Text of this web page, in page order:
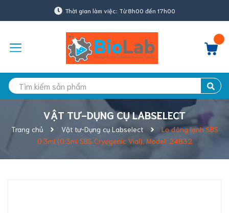
Thời gian làm việc: Từ 8h00 đến 17h00
VẬT TƯ-DỤNG CỤ LABSELECT
Trang chủ Vật tư-Dụng cụ Labselect
Lọ đông lạnh SBS
0.3ml (0.3ml SBS Cryogenic Vial), Model: 24832